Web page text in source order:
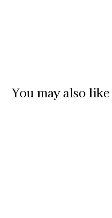
You may also like